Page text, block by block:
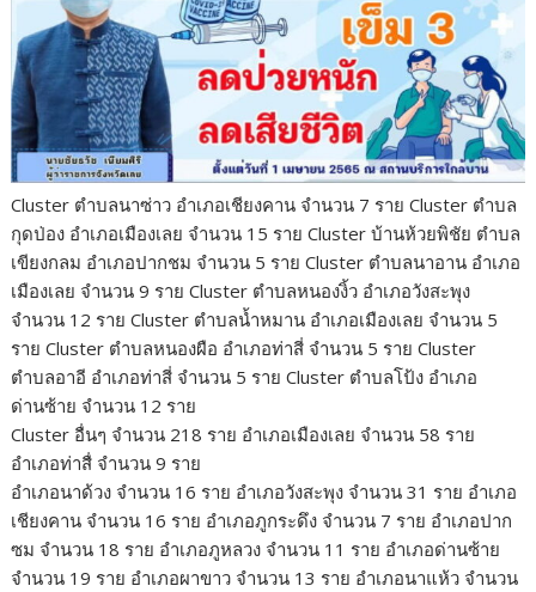
Cluster ตำบลนาซ่าว อำเภอเชียงคาน จำนวน 7 ราย Cluster ตำบล
กุดป่อง อำเภอเมืองเลย จำนวน 15 ราย Cluster บ้านห้วยพิชัย ตำบล
เขียงกลม อำเภอปากชม จำนวน 5 ราย Cluster ตำบลนาอาน อำเภอ
เมืองเลย จำนวน 9 ราย Cluster ตำบลหนองงิ้ว อำเภอวังสะพุง
จำนวน 12 ราย Cluster ตำบลน้ำหมาน อำเภอเมืองเลย จำนวน 5
ราย Cluster ตำบลหนองผือ อำเภอท่าสี่ จำนวน 5 ราย Cluster
ตำบลอาอี อำเภอท่าสี่ จำนวน 5 ราย Cluster ตำบลโป้ง อำเภอ
ด่านซ้าย จำนวน 12 ราย
Cluster อื่นๆ จำนวน 218 ราย อำเภอเมืองเลย จำนวน 58 ราย
อำเภอท่าสื่ จำนวน 9 ราย
อำเภอนาด้วง จำนวน 16 ราย อำเภอวังสะพุง จำนวน 31 ราย อำเภอ
เชียงคาน จำนวน 16 ราย อำเภอภูกระดึง จำนวน 7 ราย อำเภอปาก
ซม จำนวน 18 ราย อำเภอภูหลวง จำนวน 11 ราย อำเภอด่านซ้าย
จำนวน 19 ราย อำเภอผาขาว จำนวน 13 ราย อำเภอนาแห้ว จำนวน